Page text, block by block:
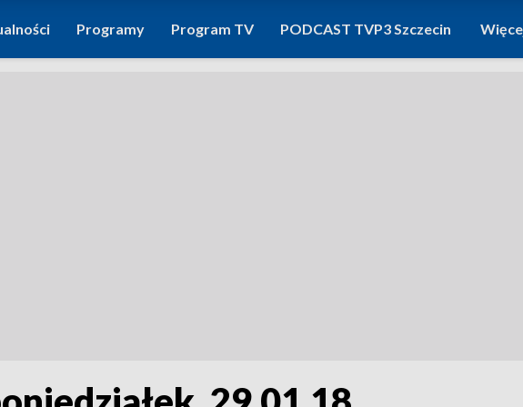
Programy Program TV PODCAST TVP3 Szczecin